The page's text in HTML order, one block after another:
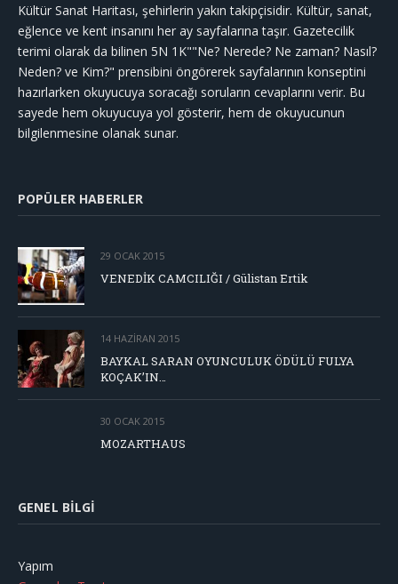
Kültür Sanat Haritası, şehirlerin yakın takipçisidir. Kültür, sanat,
eğlence ve kent insanını her ay sayfalarına taşır. Gazetecilik
terimi olarak da bilinen 5N 1K""Ne? Nerede? Ne zaman? Nasıl?
Neden? ve Kim?" prensibini öngörerek sayfalarının konseptini
hazırlarken okuyucuya soracağı soruların cevaplarını verir. Bu
sayede hem okuyucuya yol gösterir, hem de okuyucunun
bilgilenmesine olanak sunar.
POPÜLER HABERLER
29 OCAK 2015
VENEDİK CAMCILIĞI / Gülistan Ertik
14 HAZIRAN 2015
BAYKAL SARAN OYUNCULUK ÖDÜLÜ FULYA
KOÇAK’IN…
30 OCAK 2015
MOZARTHAUS
GENEL BILGI
Yapım